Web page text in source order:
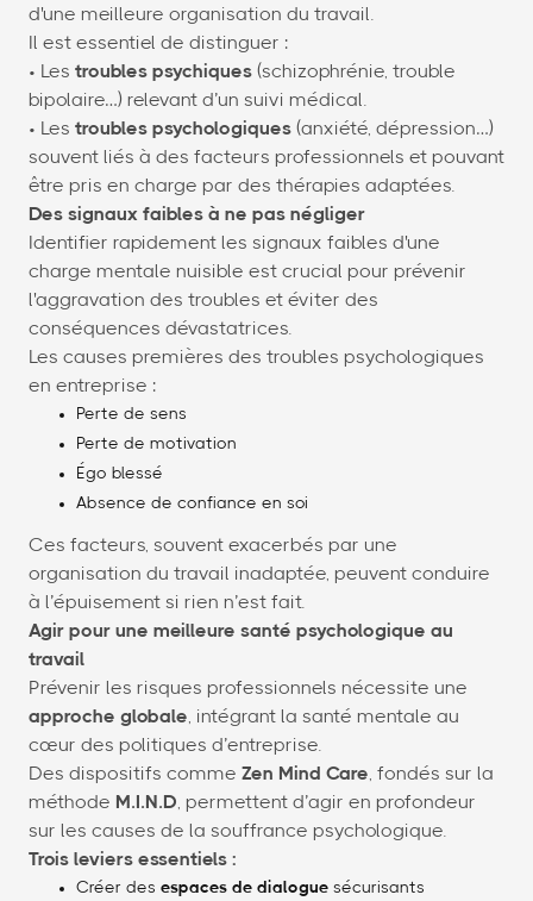
d'une meilleure organisation du travail.
Il est essentiel de distinguer :
• Les troubles psychiques (schizophrénie, trouble
bipolaire…) relevant d’un suivi médical.
• Les troubles psychologiques (anxiété, dépression…)
souvent liés à des facteurs professionnels et pouvant
être pris en charge par des thérapies adaptées.
Des signaux faibles à ne pas négliger
Identifier rapidement les signaux faibles d'une
charge mentale nuisible est crucial pour prévenir
l'aggravation des troubles et éviter des
conséquences dévastatrices.
Les causes premières des troubles psychologiques
en entreprise :
Perte de sens
Perte de motivation
Égo blessé
Absence de confiance en soi
Ces facteurs, souvent exacerbés par une
organisation du travail inadaptée, peuvent conduire
à l’épuisement si rien n’est fait.
Agir pour une meilleure santé psychologique au
travail
Prévenir les risques professionnels nécessite une
approche globale, intégrant la santé mentale au
cœur des politiques d’entreprise.
Des dispositifs comme Zen Mind Care, fondés sur la
méthode M.I.N.D, permettent d’agir en profondeur
sur les causes de la souffrance psychologique.
Trois leviers essentiels :
Créer des espaces de dialogue sécurisants